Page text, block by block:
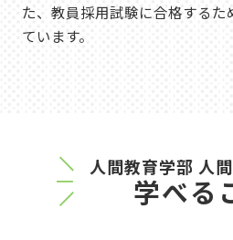
た、教員採用試験に合格する
ています。
人間教育学部 人
学べる